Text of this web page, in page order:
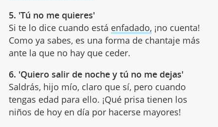
5. 'Tú no me quieres'
Si te lo dice cuando está enfadado, ¡no cuenta!
Como ya sabes, es una forma de chantaje más
ante la que no hay que ceder.
6. 'Quiero salir de noche y tú no me dejas'
Saldrás, hijo mío, claro que sí, pero cuando
tengas edad para ello. ¡Qué prisa tienen los
niños de hoy en día por hacerse mayores!